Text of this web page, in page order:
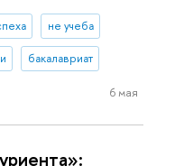
не учеба
бакалавриат
6 мая